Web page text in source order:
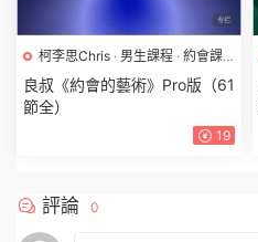
柯李思Chris · 男生課程 · 約會課
程
良叔《約會的藝術》Pro版（61
節全）
19
評論 0